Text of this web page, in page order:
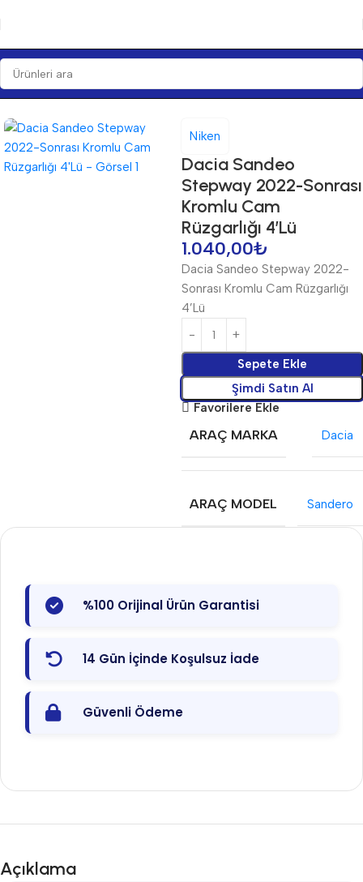
Ana Sayfa Aksesuar
Niken
Dacia Sandeo
Stepway 2022-Sonrası
Kromlu Cam
Rüzgarlığı 4’Lü
1.040,00₺
Dacia Sandeo Stepway 2022-
Sonrası Kromlu Cam Rüzgarlığı
4’Lü
Sepete Ekle
Şimdi Satın Al
Favorilere Ekle
ARAÇ MARKA Dacia
ARAÇ MODEL Sandero
%100 Orijinal Ürün Garantisi
14 Gün İçinde Koşulsuz İade
Güvenli Ödeme
Açıklama